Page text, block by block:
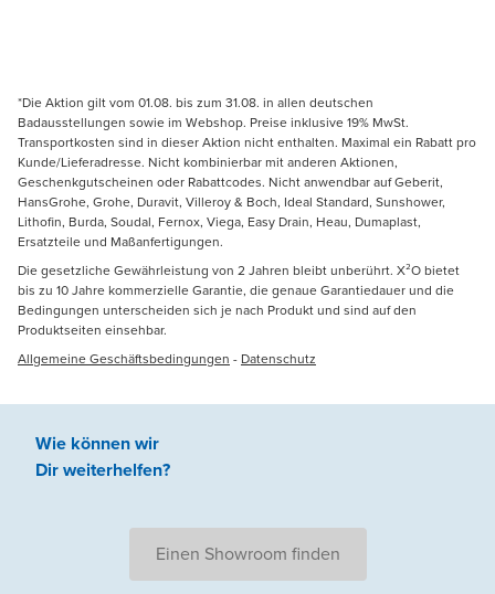
*Die Aktion gilt vom 01.08. bis zum 31.08. in allen deutschen
Badausstellungen sowie im Webshop. Preise inklusive 19% MwSt.
Transportkosten sind in dieser Aktion nicht enthalten. Maximal ein Rabatt pro
Kunde/Lieferadresse. Nicht kombinierbar mit anderen Aktionen,
Geschenkgutscheinen oder Rabattcodes. Nicht anwendbar auf Geberit,
HansGrohe, Grohe, Duravit, Villeroy & Boch, Ideal Standard, Sunshower,
Lithofin, Burda, Soudal, Fernox, Viega, Easy Drain, Heau, Dumaplast,
Ersatzteile und Maßanfertigungen.
Die gesetzliche Gewährleistung von 2 Jahren bleibt unberührt. X²O bietet
bis zu 10 Jahre kommerzielle Garantie, die genaue Garantiedauer und die
Bedingungen unterscheiden sich je nach Produkt und sind auf den
Produktseiten einsehbar.
Allgemeine Geschäftsbedingungen - Datenschutz
Wie können wir
Dir weiterhelfen?
Einen Showroom finden